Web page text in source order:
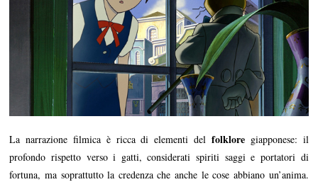
La narrazione filmica è ricca di elementi del folkloregiapponese: il
profondo rispetto verso i gatti, considerati spiriti saggi e portatori di
fortuna, ma soprattutto la credenza che anche le cose abbiano un’anima.